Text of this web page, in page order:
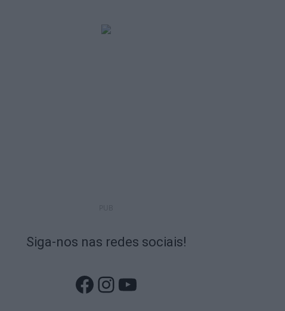
Siga-nos nas redes sociais!
Facebook
Instagram
YouTube